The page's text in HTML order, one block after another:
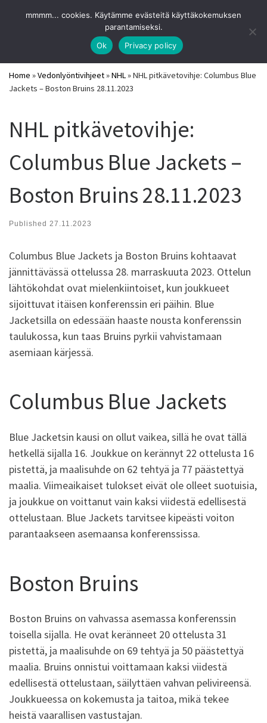
Skip to content
URHEILUVIIHDE
Parhaat pitkävetovihjeet ja vedonlyöntisivut 2026
Search
Home »Vedonlyöntivihjeet»NHL»NHL pitkävetovihje: Columbus Blue
Jackets – Boston Bruins 28.11.2023
NHL pitkävetovihje:
Columbus Blue Jackets –
Boston Bruins 28.11.2023
Published 27.11.2023
Columbus Blue Jackets ja Boston Bruins kohtaavat
jännittävässä ottelussa 28. marraskuuta 2023. Ottelun
lähtökohdat ovat mielenkiintoiset, kun joukkueet
sijoittuvat itäisen konferenssin eri päihin. Blue
Jacketsilla on edessään haaste nousta konferenssin
taulukossa, kun taas Bruins pyrkii vahvistamaan
asemiaan kärjessä.
Columbus Blue Jackets
Blue Jacketsin kausi on ollut vaikea, sillä he ovat tällä
hetkellä sijalla 16. Joukkue on kerännyt 22 ottelusta 16
pistettä, ja maalisuhde on 62 tehtyä ja 77 päästettyä
maalia. Viimeaikaiset tulokset eivät ole olleet suotuisia,
ja joukkue on voittanut vain kaksi viidestä edellisestä
ottelustaan. Blue Jackets tarvitsee kipeästi voiton
parantaakseen asemaansa konferenssissa.
Boston Bruins
Boston Bruins on vahvassa asemassa konferenssin
toisella sijalla. He ovat keränneet 20 ottelusta 31
pistettä, ja maalisuhde on 69 tehtyä ja 50 päästettyä
maalia. Bruins onnistui voittamaan kaksi viidestä
edellisestä ottelustaan, säilyttäen vahvan pelivireensä.
Joukkueessa on kokemusta ja taitoa, mikä tekee
heistä vaarallisen vastustajan.
mmmm... cookies. Käytämme evästeitä käyttäkokemuksen
parantamiseksi.
Ok
Privacy policy